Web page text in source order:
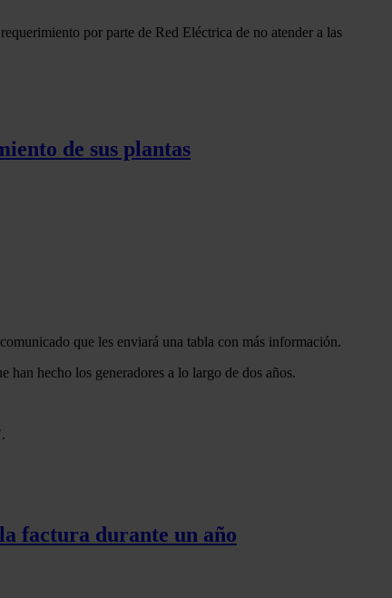
por parte de Red Eléctrica de no atender a las
de sus plantas
que les enviará una tabla con más información.
hecho los generadores a lo largo de dos años.
factura durante un año